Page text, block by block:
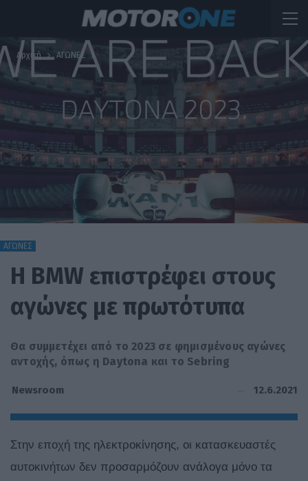
Αρχική ΑΓΩΝΕΣ
ΑΓΩΝΕΣ
Η BMW επιστρέφει στους
αγώνες με πρωτότυπα
Θα συμμετέχει από το 2023 σε φημισμένους αγώνες
αντοχής, όπως η Daytona και το Sebring
Newsroom 12.6.2021
Στην εποχή της ηλεκτροκίνησης, οι κατασκευαστές
αυτοκινήτων δεν προσαρμόζουν ανάλογα μόνο τα